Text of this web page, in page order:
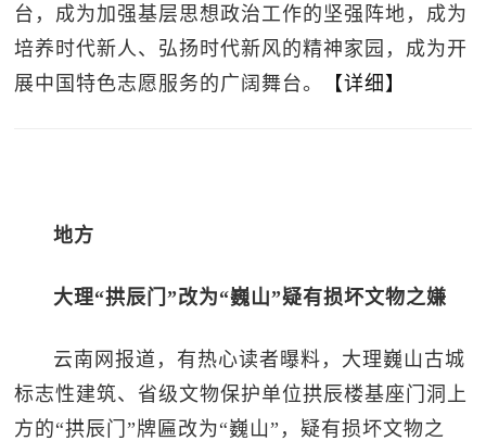
台，成为加强基层思想政治工作的坚强阵地，成为
培养时代新人、弘扬时代新风的精神家园，成为开
展中国特色志愿服务的广阔舞台。
【详细】
地方
大理“拱辰门”改为“巍山”疑有损坏文物之嫌
云南网报道，有热心读者曝料，大理巍山古城
标志性建筑、省级文物保护单位拱辰楼基座门洞上
方的“拱辰门”牌匾改为“巍山”，疑有损坏文物之